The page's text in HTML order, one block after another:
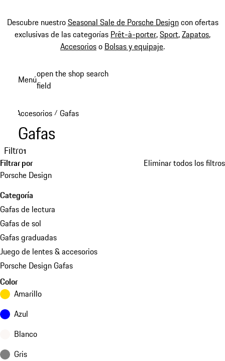
Descubre nuestroSeasonal Sale de Porsche Designcon ofertas
exclusivas de las categorías Prêt-à-porter,Sport,Zapatos,
Accesorioso Bolsas y equipaje.
Menúopen the shop search
field
Accesorios / Gafas
Gafas
Filtro1
Filtrar por
Eliminar todos los filtros
Porsche Design
Categoría
Gafas de lectura
Gafas de sol
Gafas graduadas
Juego de lentes & accesorios
Porsche Design Gafas
Color
Amarillo
Azul
Blanco
Gris